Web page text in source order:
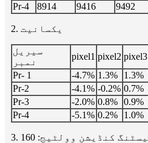
Pr-4
8914 9416 9492
2. یکسانیت
سیریل
نمبر
pixel1 pixel2 pixel3
Pr- 1
-4.7% 1.3% 1.3%
Pr-2
-4.1% -0.2% 0.7%
Pr-3
-2.0% 0.8% 0.9%
Pr-4
-5.1% 0.2% 1.0%
3. آفٹرگلو: ٹیسٹنگ کنڈیشن وولٹیج: 160kv؛موجودہ: